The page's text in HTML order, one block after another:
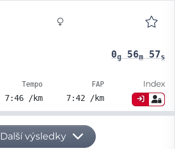
0g56m57s
Tempo
7:46 /km
FAP
7:42 /km
Index
Další výsledky